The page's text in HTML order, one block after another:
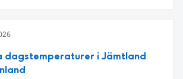
dagstemperaturer i Jämtland